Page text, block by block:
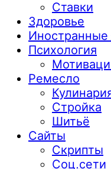
Ставки
Здоровье
Иностранные
Психология
Ремесло
Стройка
Шитьё
Сайты
Скрипты
Соц.сети